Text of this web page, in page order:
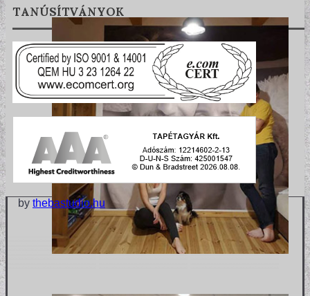
TANÚSÍTVÁNYOK
by thebastudio.hu